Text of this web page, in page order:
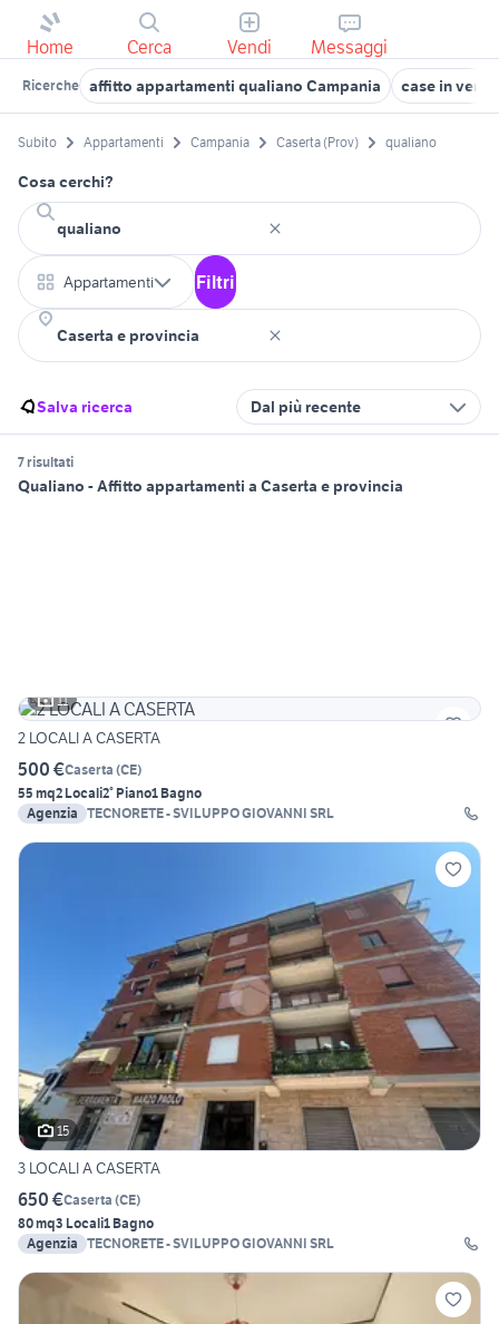
Home Cerca Vendi Messaggi
Ricerche affitto appartamenti qualiano Campania case in
Subito Appartamenti Campania Caserta (Prov) qualiano
Cosa cerchi?
Appartamenti Filtri
Salva ricerca Dal più recente
7 risultati
Qualiano - Affitto appartamenti a Caserta e provincia
11
2 LOCALI A CASERTA
500 €Caserta (CE)
55 mq2 Locali2° Piano1 Bagno
Agenzia TECNORETE - SVILUPPO GIOVANNI SRL
15
3 LOCALI A CASERTA
650 €Caserta (CE)
80 mq3 Locali1 Bagno
Agenzia TECNORETE - SVILUPPO GIOVANNI SRL